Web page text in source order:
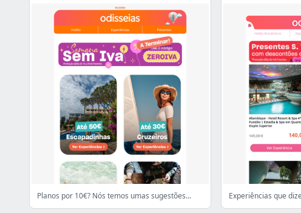
Planos por 10€? Nós temos umas sugestões...